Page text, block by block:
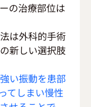
の治療部位は
は外科的手術
新しい選択肢
い振動を患部
てしまい慢性